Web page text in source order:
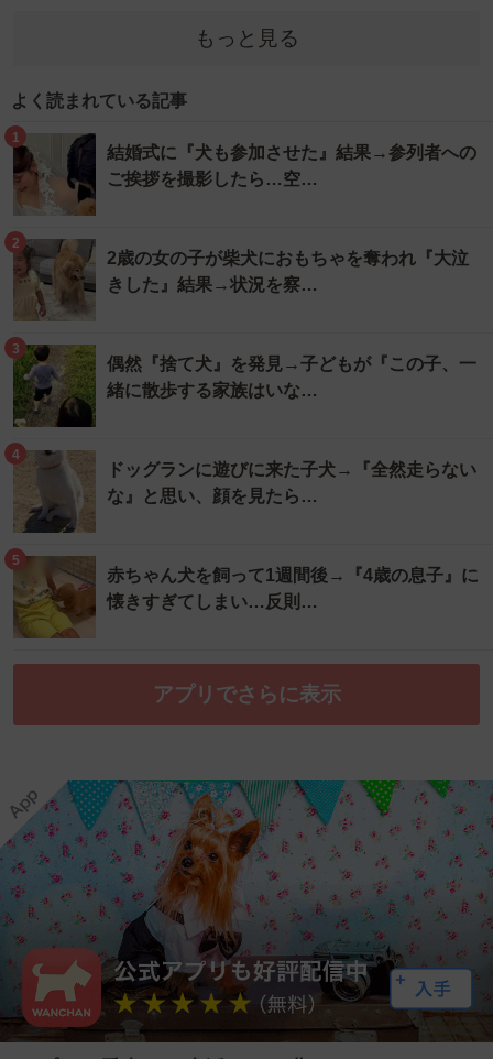
もっと見る
よく読まれている記事
1
結婚式に『犬も参加させた』結果→参列者への
ご挨拶を撮影したら…空…
2
2歳の女の子が柴犬におもちゃを奪われ『大泣
きした』結果→状況を察…
3
偶然『捨て犬』を発見→子どもが『この子、一
緒に散歩する家族はいな…
4
ドッグランに遊びに来た子犬→『全然走らない
な』と思い、顔を見たら…
5
赤ちゃん犬を飼って1週間後→『4歳の息子』に
懐きすぎてしまい…反則…
アプリでさらに表示